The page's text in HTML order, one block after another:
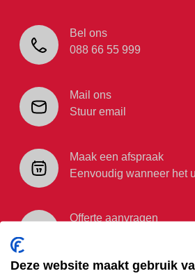
Bel ons
088 66 55 999
Mail ons
Stuur email
Maak een afspraak
Eenvoudig wanneer het
Offerte aanvragen
Deze website maakt gebruik